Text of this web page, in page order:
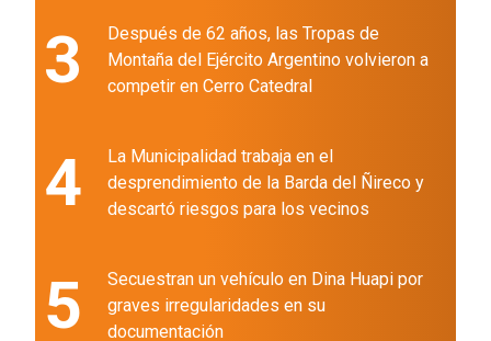
3
Después de 62 años, las Tropas de
Montaña del Ejército Argentino volvieron a
competir en Cerro Catedral
4
La Municipalidad trabaja en el
desprendimiento de la Barda del Ñireco y
descartó riesgos para los vecinos
5
Secuestran un vehículo en Dina Huapi por
graves irregularidades en su
documentación